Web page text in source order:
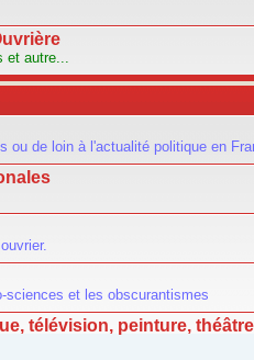
autre...
ou de loin à l'actualité politique en
sciences et les obscurantismes
télévision, peinture,